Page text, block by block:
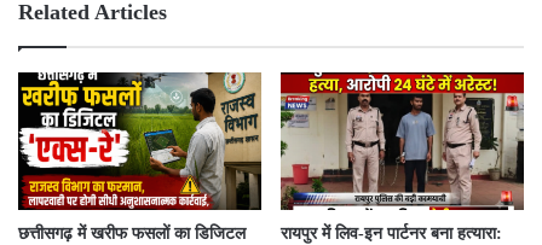
Related Articles
​छत्तीसगढ़ में खरीफ फसलों का डिजिटल
रायपुर में लिव-इन पार्टनर बना हत्यारा: